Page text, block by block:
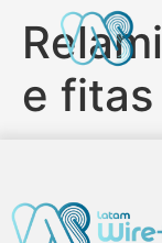
e fitas